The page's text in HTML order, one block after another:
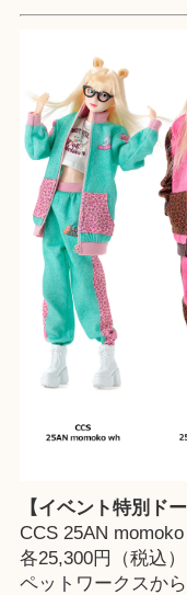
【イベント特別ド
CCS 25AN
各25,300円（税込）
ペットワークスか